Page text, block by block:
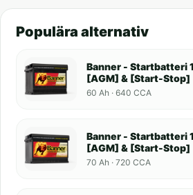
Populära alternativ
Banner - Startbatteri
[AGM] & [Start-Stop]
60 Ah · 640 CCA
Banner - Startbatteri
[AGM] & [Start-Stop]
70 Ah · 720 CCA